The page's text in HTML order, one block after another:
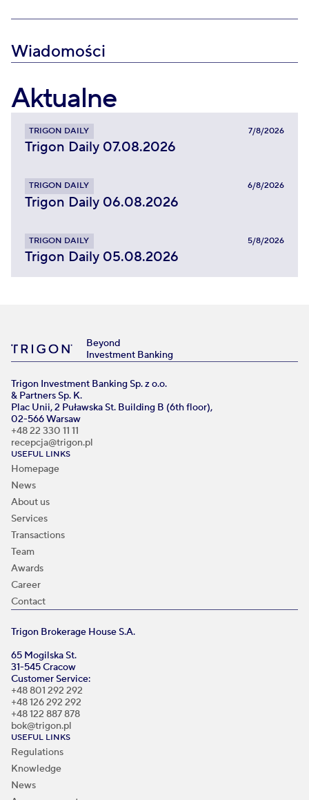
Wiadomości
Aktualne
TRIGON DAILY 7/8/2026
Trigon Daily 07.08.2026
TRIGON DAILY 6/8/2026
Trigon Daily 06.08.2026
TRIGON DAILY 5/8/2026
Trigon Daily 05.08.2026
Beyond
Investment Banking
Trigon Investment Banking Sp. z o.o.
& Partners Sp. K.
Plac Unii, 2 Puławska St. Building B (6th floor),
02-566 Warsaw
+48 22 330 11 11
recepcja@trigon.pl
USEFUL LINKS
Homepage
News
About us
Services
Transactions
Team
Awards
Career
Contact
Trigon Brokerage House S.A.
65 Mogilska St.
31-545 Cracow
Customer Service:
+48 801 292 292
+48 126 292 292
+48 122 887 878
bok@trigon.pl
USEFUL LINKS
Regulations
Knowledge
News